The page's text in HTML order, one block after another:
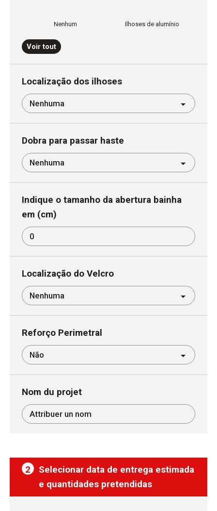
Nenhum Ilhoses de alumínio
Velcro macho e fêmea
Aplicação velcro fêmea
Voir tout
Localização dos ilhoses
Dobra para passar haste
Indique o tamanho da abertura bainha
em (cm)
Localização do Velcro
Reforço Perimetral
Nom du projet
2
Selecionar data de entrega estimada
e quantidades pretendidas